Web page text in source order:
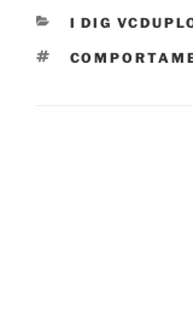
CATEGORIES
I DIG
TAGS